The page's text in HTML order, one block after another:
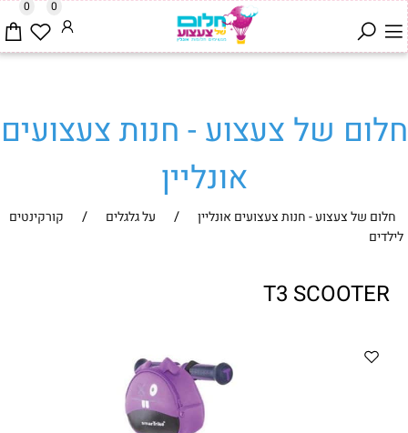
0 0
חלום של צעצוע - חנות צעצועים
אונליין
חלום של צעצוע - חנות צעצועים אונליין / על גלגלים /
קורקינטים
לילדים
T3 SCOOTER